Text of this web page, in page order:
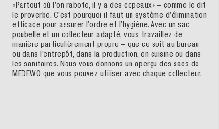
«Partout où l’on rabote, il y a des copeaux» – comme le dit
le proverbe. C’est pourquoi il faut un système d’élimination
efficace pour assurer l’ordre et l’hygiène. Avec un sac
poubelle et un collecteur adapté, vous travaillez de
manière particulièrement propre – que ce soit au bureau
ou dans l’entrepôt, dans la production, en cuisine ou dans
les sanitaires. Nous vous donnons un aperçu des sacs de
MEDEWO que vous pouvez utiliser avec chaque collecteur.